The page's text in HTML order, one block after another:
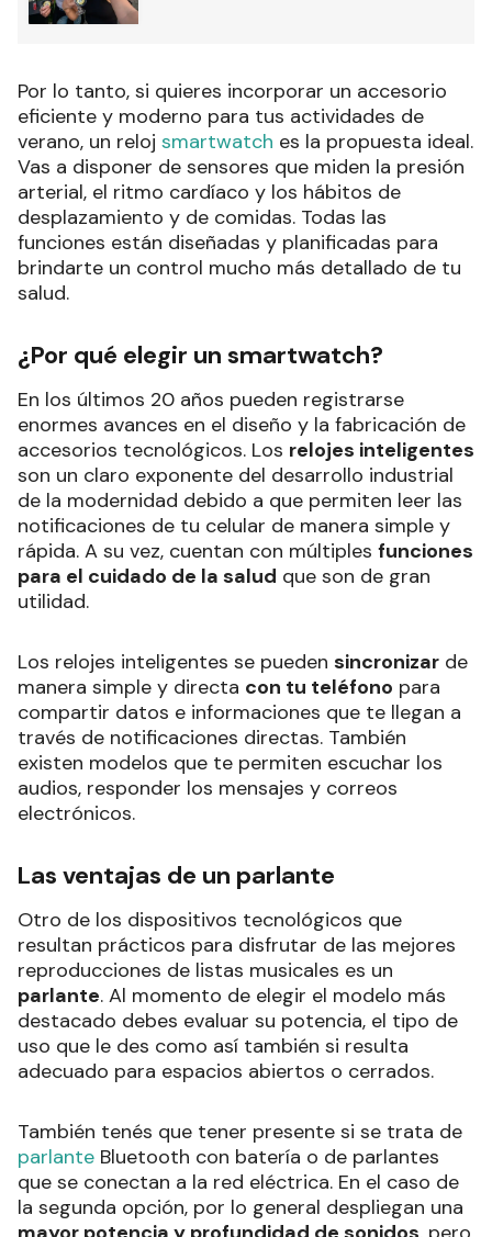
Por lo tanto, si quieres incorporar un accesorio
eficiente y moderno para tus actividades de
verano, un reloj smartwatch es la propuesta ideal.
Vas a disponer de sensores que miden la presión
arterial, el ritmo cardíaco y los hábitos de
desplazamiento y de comidas. Todas las
funciones están diseñadas y planificadas para
brindarte un control mucho más detallado de tu
salud.
¿Por qué elegir un smartwatch?
En los últimos 20 años pueden registrarse
enormes avances en el diseño y la fabricación de
accesorios tecnológicos. Los relojes inteligentes
son un claro exponente del desarrollo industrial
de la modernidad debido a que permiten leer las
notificaciones de tu celular de manera simple y
rápida. A su vez, cuentan con múltiples funciones
para el cuidado de la salud que son de gran
utilidad.
Los relojes inteligentes se pueden sincronizar de
manera simple y directa con tu teléfono para
compartir datos e informaciones que te llegan a
través de notificaciones directas. También
existen modelos que te permiten escuchar los
audios, responder los mensajes y correos
electrónicos.
Las ventajas de un parlante
Otro de los dispositivos tecnológicos que
resultan prácticos para disfrutar de las mejores
reproducciones de listas musicales es un
parlante. Al momento de elegir el modelo más
destacado debes evaluar su potencia, el tipo de
uso que le des como así también si resulta
adecuado para espacios abiertos o cerrados.
También tenés que tener presente si se trata de
parlante Bluetooth con batería o de parlantes
que se conectan a la red eléctrica. En el caso de
la segunda opción, por lo general despliegan una